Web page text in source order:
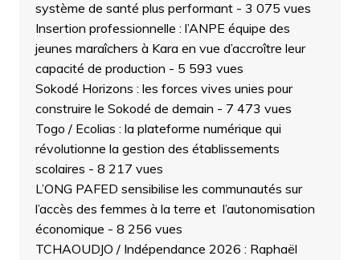
système de santé plus performant- 3 075 vues
Insertion professionnelle : l’ANPE équipe des
jeunes maraîchers à Kara en vue d’accroître leur
capacité de production - 5 593 vues
Sokodé Horizons : les forces vives unies pour
construire le Sokodé de demain - 7 473 vues
Togo / Ecolias : la plateforme numérique qui
révolutionne la gestion des établissements
scolaires - 8 217 vues
L’ONG PAFED sensibilise les communautés sur
l’accès des femmes à la terre et l’autonomisation
économique - 8 256 vues
TCHAOUDJO / Indépendance 2026 : Raphaël